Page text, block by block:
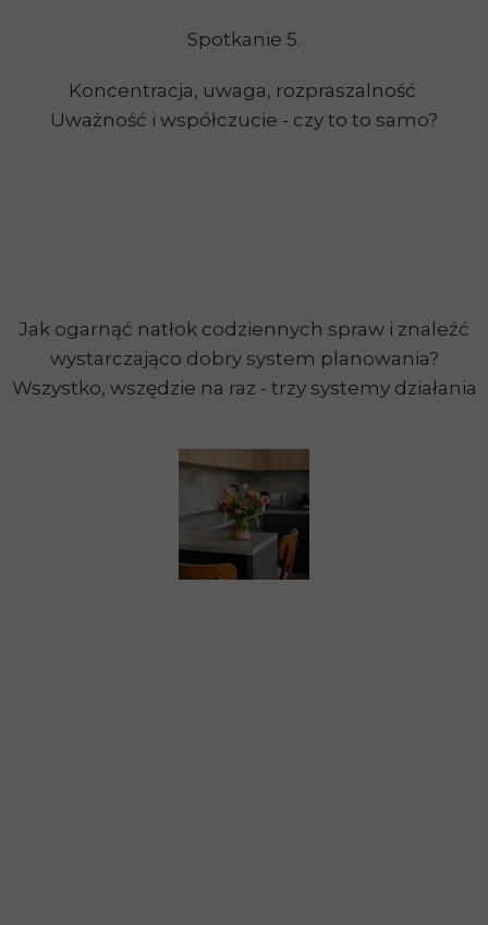
Jak ogarnąć natłok codziennych spraw i znaleźć
wystarczająco dobry system planowania?
Wszystko, wszędzie na raz - trzy systemy działania
Spotkanie 5.
Koncentracja, uwaga, rozpraszalność
Uważność i współczucie - czy to to samo?